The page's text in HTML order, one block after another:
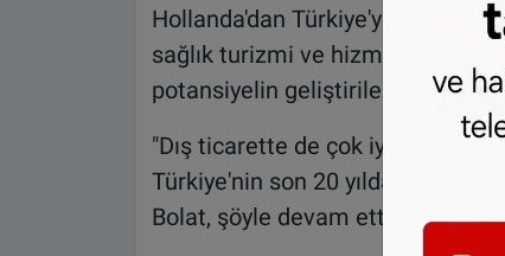
Hollanda'dan Türkiye'ye, yılda
sağlık turizmi ve hizmet ihracatı
potansiyelin geliştirilebileceğini
"Dış ticarette de çok iyi gidiyoruz"
Türkiye'nin son 20 yılda
Bolat, şöyle devam etti: